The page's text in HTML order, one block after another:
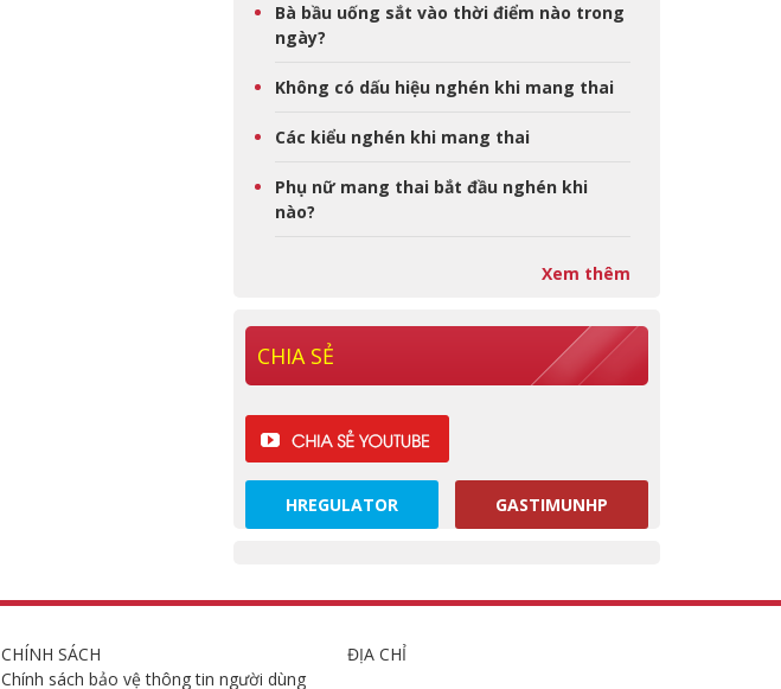
Bà bầu uống sắt vào thời điểm nào trong
ngày?
Không có dấu hiệu nghén khi mang thai
Các kiểu nghén khi mang thai
Phụ nữ mang thai bắt đầu nghén khi
nào?
Xem thêm
CHIA SẺ
HREGULATOR GASTIMUNHP
CHÍNH SÁCH
Chính sách bảo vệ thông tin người dùng
ĐỊA CHỈ